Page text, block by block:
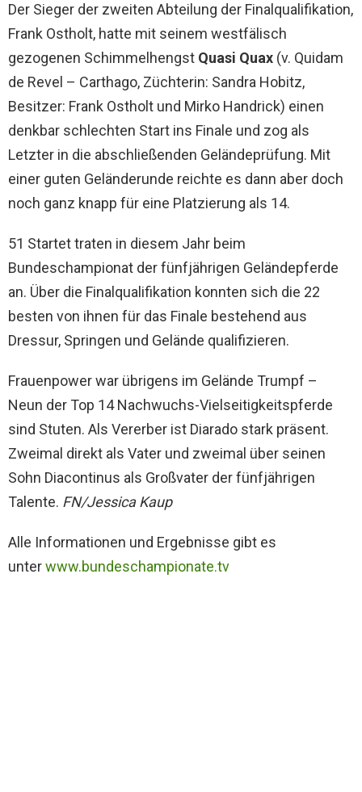
Der Sieger der zweiten Abteilung der Finalqualifikation,
Frank Ostholt, hatte mit seinem westfälisch
gezogenen Schimmelhengst Quasi Quax (v. Quidam
de Revel – Carthago, Züchterin: Sandra Hobitz,
Besitzer: Frank Ostholt und Mirko Handrick) einen
denkbar schlechten Start ins Finale und zog als
Letzter in die abschließenden Geländeprüfung. Mit
einer guten Geländerunde reichte es dann aber doch
noch ganz knapp für eine Platzierung als 14.
51 Startet traten in diesem Jahr beim
Bundeschampionat der fünfjährigen Geländepferde
an. Über die Finalqualifikation konnten sich die 22
besten von ihnen für das Finale bestehend aus
Dressur, Springen und Gelände qualifizieren.
Frauenpower war übrigens im Gelände Trumpf –
Neun der Top 14 Nachwuchs-Vielseitigkeitspferde
sind Stuten. Als Vererber ist Diarado stark präsent.
Zweimal direkt als Vater und zweimal über seinen
Sohn Diacontinus als Großvater der fünfjährigen
Talente. FN/Jessica Kaup
Alle Informationen und Ergebnisse gibt es
unterwww.bundeschampionate.tv